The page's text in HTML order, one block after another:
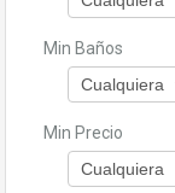
Min Baños
Min Precio